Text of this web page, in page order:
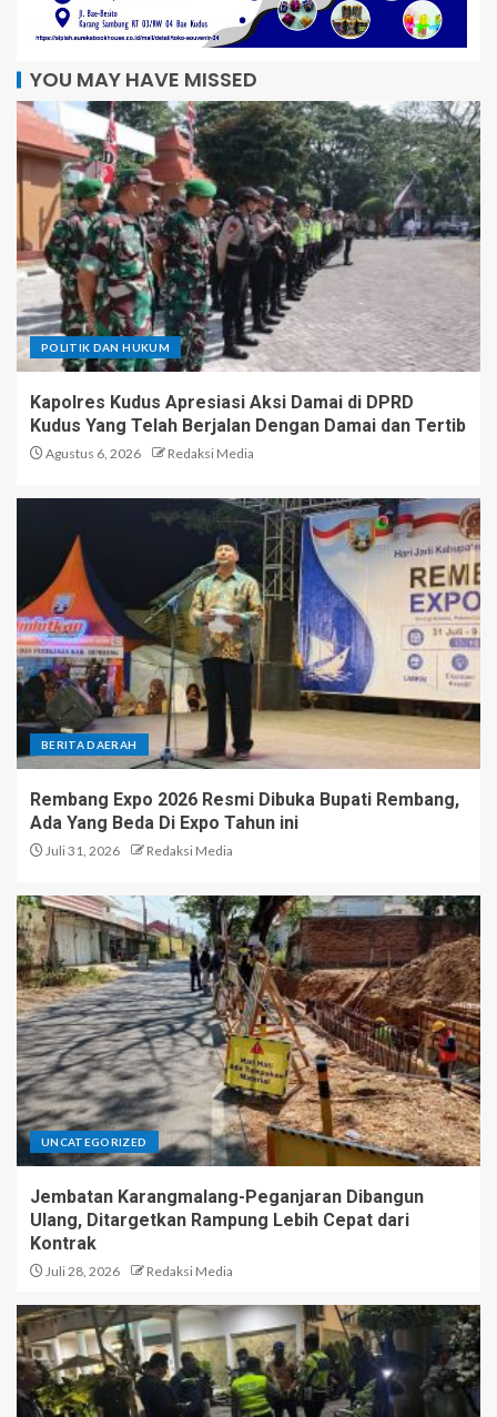
YOU MAY HAVE MISSED
POLITIK DAN HUKUM
Kapolres Kudus Apresiasi Aksi Damai di DPRD
Kudus Yang Telah Berjalan Dengan Damai dan Tertib
Agustus 6, 2026 Redaksi Media
BERITA DAERAH
Rembang Expo 2026 Resmi Dibuka Bupati Rembang,
Ada Yang Beda Di Expo Tahun ini
Juli 31, 2026 Redaksi Media
UNCATEGORIZED
Jembatan Karangmalang-Peganjaran Dibangun
Ulang, Ditargetkan Rampung Lebih Cepat dari
Kontrak
Juli 28, 2026 Redaksi Media